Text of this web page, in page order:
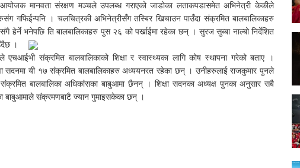
आयोजक मानवता संरक्षण मञ्चले उपलब्ध गराएको जाडोका लताकपडासमेत अभिनेत्री केकीले
गफिईन्पनि । चलचित्रकी अभिनेत्रीसँग तस्बिर खिचाउन पाउँदा संक्रमित बालबालिकाहरु
हेर्ने भनेपछि ति बालबालिकाहरु पुस २६ को पर्खाईमा रहेका छन् । सुरज सुब्बा नाल्बो निर्देशित
।
एचआईभी संक्रमित बालबालिकाको शिक्षा र स्वास्थ्यका लागि कोष स्थापना गरेको बताए ।
सदनमा यी १७ संक्रमित बालबालिकाहरु अध्ययनरत रहेका छन् । उनीहरुलाई राजकुमार पुनले
बालबालिका अधिकांसका बाबुआमा छैनन् । शिक्षा सदनका अध्यक्ष पुनका अनुसार सबै
बाबुआमाले संक्रमणबाटै ज्यान गुमाइसकेका छन् ।